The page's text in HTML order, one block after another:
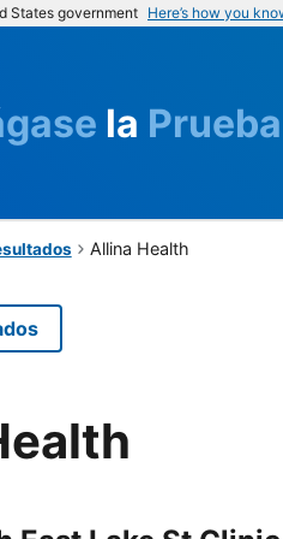
States government Here’s how you
la Prueba
Allina Health